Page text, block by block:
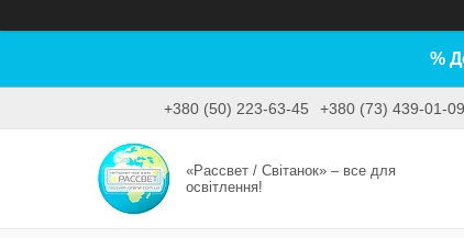
%
+380 (50) 223-63-45 +380 (73) 439-01-09
«Рассвет / Світанок» – все для
освітлення!